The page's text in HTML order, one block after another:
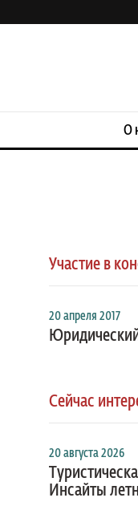
О
Участие в
20 апреля 2017
Сейчас
20 августа 2026
Инсайты